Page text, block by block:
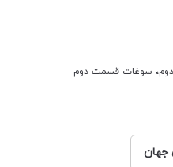
، سوغات قسمت دوم
جهان